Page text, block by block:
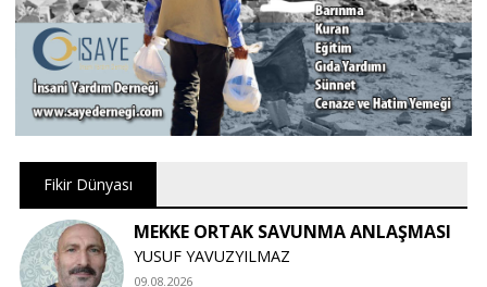
Fikir Dünyası
MEKKE ORTAK SAVUNMA ANLAŞMASI
YUSUF YAVUZYILMAZ
09.08.2026